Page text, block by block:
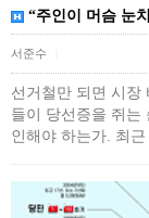
“주인이 머슴 눈
서준수
선거철만 되면 시장
들이 당선증을 쥐는
인해야 하는가. 최